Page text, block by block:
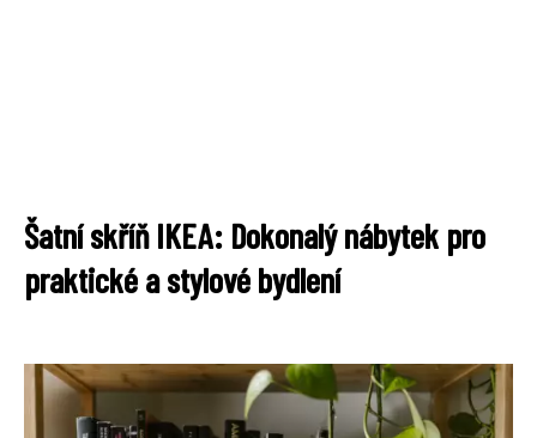
Šatní skříň IKEA: Dokonalý nábytek pro
praktické a stylové bydlení